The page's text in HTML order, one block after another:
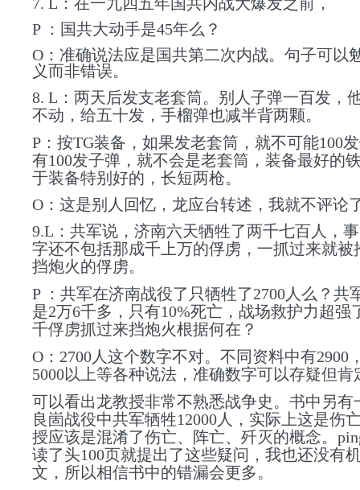
P ：国共大动手是45年么？
O：准确说法应是国共第二次内战。句子可以
义而非错误。
8. L：两天后发支老套筒。别人子弹一百发，
不动，给五十发，手榴弹也减半背两颗。
P：按TG装备，如果发老套筒，就不可能100
有100发子弹，就不会是老套筒，装备最好的
于装备特别好的，长短两枪。
O：这是别人回忆，龙应台转述，我就不评论
9.L：共军说，济南六天牺牲了两千七百人，
字还不包括那成千上万的俘虏，一抓过来就被
挡炮火的俘虏。
P ：共军在济南战役了只牺牲了2700人么？共
是2万6千多，只有10%死亡，战场救护力超强
千俘虏抓过来挡炮火根据何在？
O：2700人这个数字不对。不同资料中有2900
5000以上等各种说法，准确数字可以存疑但肯
可以看出龙教授非常不熟悉战争史。书中另有
良崮战役中共军牺牲12000人，实际上这是伤
授应该是混淆了伤亡、阵亡、歼灭的概念。
读了头100页就提出了这些疑问，我也还没有
文，所以相信书中的错漏会更多。